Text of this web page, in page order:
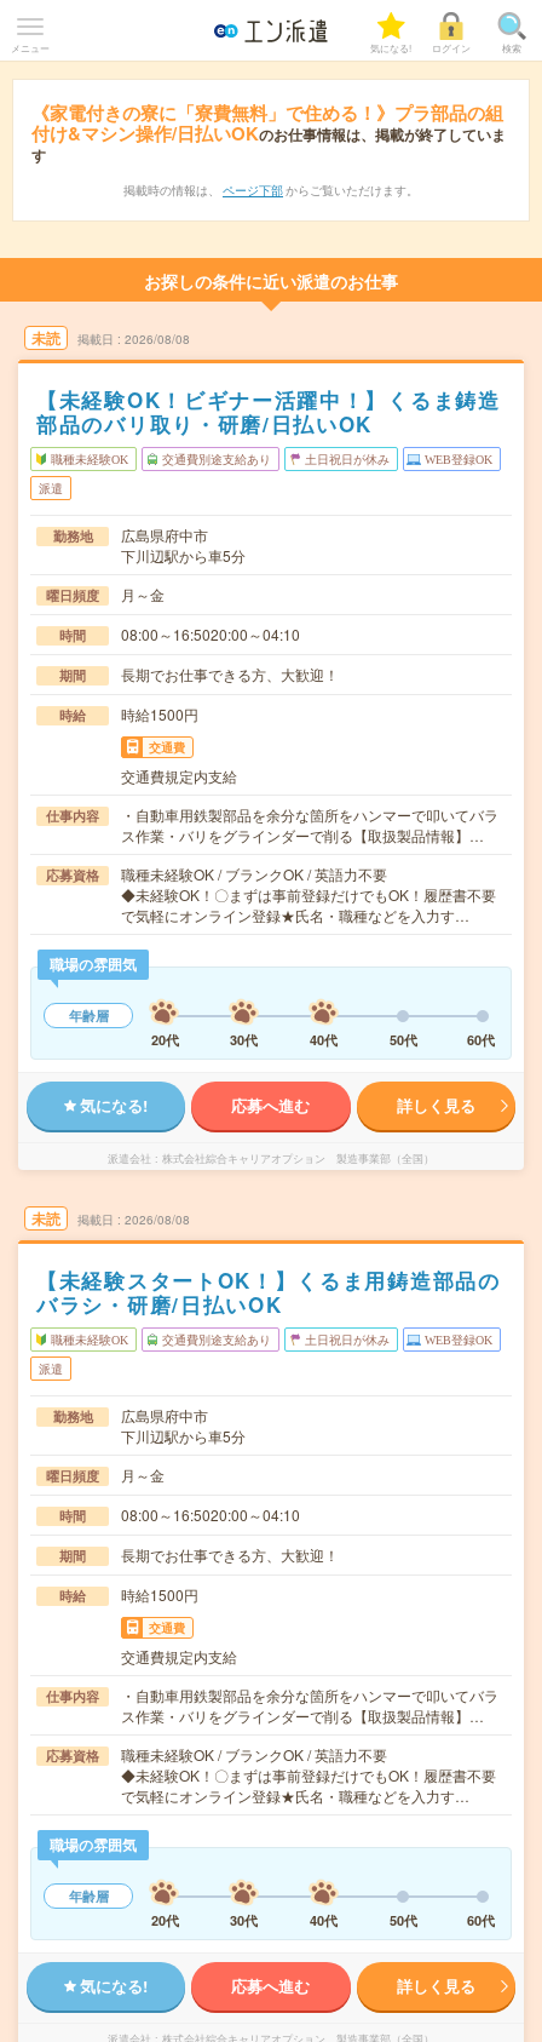
メニュー 気になる! ログイン 検索
《家電付きの寮に「寮費無料」で住める！》プラ部品の組
付け&マシン操作/日払いOKのお仕事情報は、掲載が終了していま
す
掲載時の情報は、 ページ下部 からご覧いただけます。
お探しの条件に近い派遣のお仕事
未読 掲載日 2026/08/08
【未経験OK！ビギナー活躍中！】くるま鋳造
部品のバリ取り・研磨/日払いOK
職種未経験OK 交通費別途支給あり 土日祝日が休み WEB登録OK
派遣
勤務地
広島県府中市
下川辺駅から車5分
曜日頻度 月～金
時間 08:00～16:5020:00～04:10
期間 長期でお仕事できる方、大歓迎！
時給 時給1500円
交通費
交通費規定内支給
仕事内容
・自動車用鉄製部品を余分な箇所をハンマーで叩いてバラ
ス作業・バリをグラインダーで削る【取扱製品情報】…
応募資格
職種未経験OK / ブランクOK / 英語力不要
◆未経験OK！〇まずは事前登録だけでもOK！履歴書不要
で気軽にオンライン登録★氏名・職種などを入力す…
職場の雰囲気
年齢層
20代
30代 40代 50代 60代
気になる! 応募へ進む 詳しく見る
派遣会社 株式会社綜合キャリアオプション 製造事業部（全国）
未読 掲載日 2026/08/08
【未経験スタートOK！】くるま用鋳造部品の
バラシ・研磨/日払いOK
職種未経験OK 交通費別途支給あり 土日祝日が休み WEB登録OK
派遣
勤務地
広島県府中市
下川辺駅から車5分
曜日頻度 月～金
時間 08:00～16:5020:00～04:10
期間 長期でお仕事できる方、大歓迎！
時給 時給1500円
交通費
交通費規定内支給
仕事内容
・自動車用鉄製部品を余分な箇所をハンマーで叩いてバラ
ス作業・バリをグラインダーで削る【取扱製品情報】…
応募資格
職種未経験OK / ブランクOK / 英語力不要
◆未経験OK！〇まずは事前登録だけでもOK！履歴書不要
で気軽にオンライン登録★氏名・職種などを入力す…
職場の雰囲気
年齢層
20代
30代 40代 50代 60代
気になる! 応募へ進む 詳しく見る